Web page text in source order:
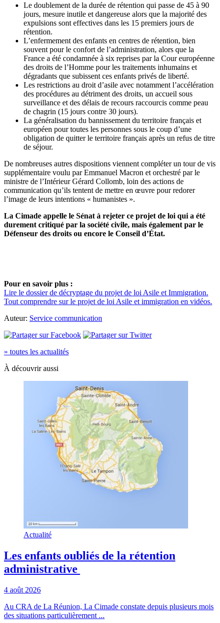
Le doublement de la durée de rétention qui passe de 45 à 90
jours, mesure inutile et dangereuse alors que la majorité des
expulsions sont effectives dans les 15 premiers jours de
rétention.
L’enfermement des enfants en centres de rétention, bien
souvent pour le confort de l’administration, alors que la
France a été condamnée à six reprises par la Cour européenne
des droits de l’Homme pour les traitements inhumains et
dégradants que subissent ces enfants privés de liberté.
Les restrictions au droit d’asile avec notamment l’accélération
des procédures au détriment des droits, un accueil sous
surveillance et des délais de recours raccourcis comme peau
de chagrin (15 jours contre 30 jours).
La généralisation du bannissement du territoire français et
européen pour toutes les personnes sous le coup d’une
obligation de quitter le territoire français après un refus de titre
de séjour.
De nombreuses autres dispositions viennent compléter un tour de vis
supplémentaire voulu par Emmanuel Macron et orchestré par le
ministre de l’Intérieur Gérard Collomb, loin des actions de
communication qu’ils tentent de mettre en œuvre pour redorer
l’image de leurs intentions « humanistes ».
La Cimade appelle le Sénat à rejeter ce projet de loi qui a été
durement critiqué par la société civile, mais également par le
Défenseur des droits ou encore le Conseil d’État.
Pour en savoir plus :
Lire le dossier de décryptage du projet de loi Asile et Immigration.
Tout comprendre sur le projet de loi Asile et immigration en vidéos.
Auteur: Service communication
» toutes les actualités
À découvrir aussi
Actualité
Les enfants oubliés de la rétention
administrative
4 août 2026
Au CRA de La Réunion, La Cimade constate depuis plusieurs mois
des situations particulièrement ...